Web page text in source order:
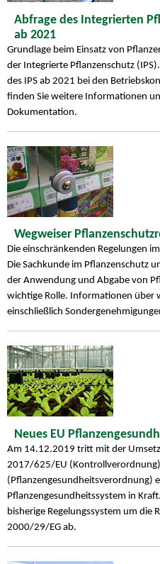
Abfrage des Integrierten
ab 2021
Grundlage beim Einsatz von
der Integrierte Pflanzenschutz
des IPS ab 2021 bei den
finden Sie weitere Informationen
Dokumentation.
Wegweiser
Die einschränkenden Regelungen
Die Sachkunde im Pflanzenschutz
der Anwendung und Abgabe von
wichtige Rolle. Informationen über
einschließlich
Neues EU
Am 14.12.2019 tritt mit der
2017/625/EU
(Pflanzengesundheitsverordnung)
Pflanzengesundheitssystem in
bisherige Regelungssystem um die
2000/29/EG ab.